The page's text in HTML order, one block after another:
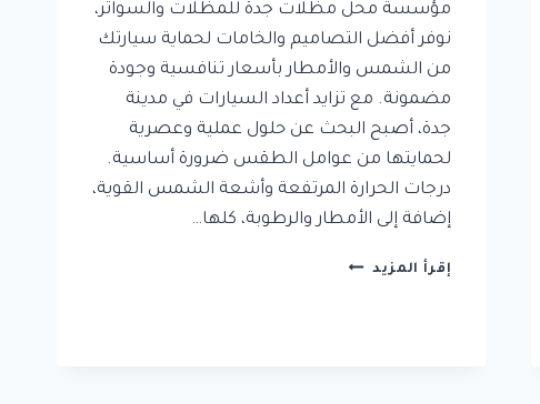
مؤسسة محل مظلات جدة للمظلات والسواتر،
نوفر أفضل التصاميم والخامات لحماية سيارتك
من الشمس والأمطار بأسعار تنافسية وجودة
مضمونة. مع تزايد أعداد السيارات في مدينة
جدة، أصبح البحث عن حلول عملية وعصرية
لحمايتها من عوامل الطقس ضرورة أساسية.
درجات الحرارة المرتفعة وأشعة الشمس القوية،
إضافة إلى الأمطار والرطوبة، كلها…
إقرأ المزيد تركيب